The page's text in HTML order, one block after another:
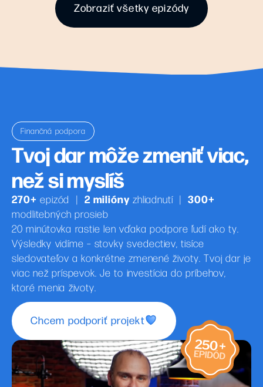
Zobraziť všetky epizódy
Finančná podpora
Tvoj dar môže zmeniť viac,
než si myslíš
270+ epizód | 2 milióny zhliadnutí | 300+
modlitebných prosieb
20 minútovka rastie len vďaka podpore ľudí ako ty.
Výsledky vidíme – stovky svedectiev, tisíce
sledovateľov a konkrétne zmenené životy. Tvoj dar je
viac než príspevok. Je to investícia do príbehov,
ktoré menia životy.
Chcem podporiť projekt